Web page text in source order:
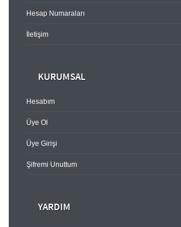
Hesap Numaraları
İletişim
KURUMSAL
Hesabım
Üye Ol
Üye Girişi
Şifremi Unuttum
YARDIM